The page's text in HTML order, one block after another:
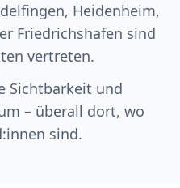
Heidenheim,
Friedrichshafen sind
vertreten.
Sichtbarkeit und
– überall dort, wo
sind.